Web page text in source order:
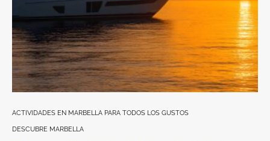
ACTIVIDADES EN MARBELLA PARA TODOS LOS GUSTOS
DESCUBRE MARBELLA